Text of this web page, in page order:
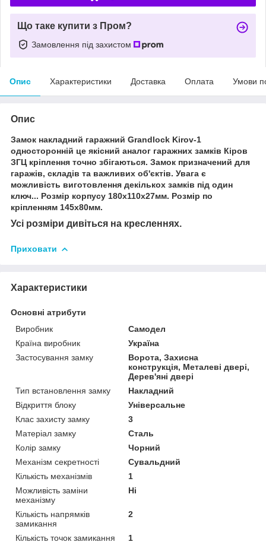
Що таке купити з Пром?
Замовлення під захистом
Опис Характеристики Доставка Оплата Умови
Опис
Замок накладний гаражний Grandlock Kirov-1
односторонній це якісний аналог гаражних замків Кіров
ЗГЦ кріплення точно збігаються. Замок призначений для
гаражів, складів та важливих об'єктів. Увага є
можливість виготовлення декількох замків під один
ключ... Розмір корпусу 180х110х27мм. Розмір по
кріпленням 145х80мм.
Усі розміри дивіться на кресленнях.
Приховати
Характеристики
Основні атрибути
Виробник
Самодел
Країна виробник
Україна
Застосування замку
Ворота, Захисна
конструкція, Металеві двері,
Дерев'яні двері
Тип встановлення замку
Накладний
Відкриття блоку
Універсальне
Клас захисту замку
3
Матеріал замку
Сталь
Колір замку
Чорний
Механізм секретності
Сувальдний
Кількість механізмів
1
Можливість заміни
механізму
Ні
Кількість напрямків
замикання
2
Кількість точок замикання 1